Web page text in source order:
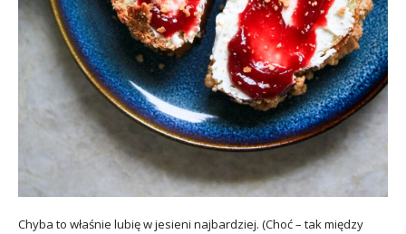
Chyba to właśnie lubię w jesieni najbardziej. (Choć – tak między